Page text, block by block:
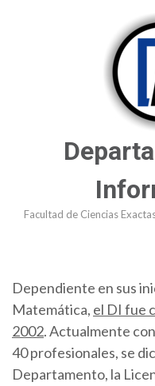
Facultad de Ciencias
Dependiente en sus
Matemática, el DI fue
2002. Actualmente
40 profesionales, se
Departamento, la